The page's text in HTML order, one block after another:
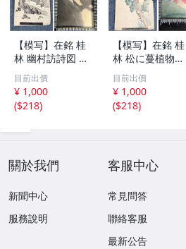
【模写】在銘 桂
林 幽村訪詩図 水
墨山水図 人物 橋
紙本 まくり 132×
32㎝ 古玩 骨董 古
美術 掛け軸 書画
目前出價
¥ 1,000
($218)
【模写】在銘 桂
林 松に蔓植物図
花鳥図 松藤図 紙
本 掛軸 まくり 13
1.5×32㎝ 古玩 骨
董 美術 仮巻き 書
目前出價
¥ 1,000
($218)
關於我們
新聞中心
服務說明
客服中心
常見問答
聯絡客服
最新公告